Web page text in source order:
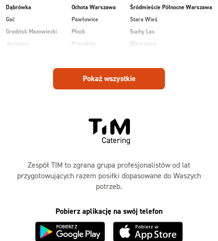
Dąbrówka
Gać
Grodzisk Mazowiecki
Jasienica
Ochota Warszawa
Pawłowice
Płock
Pruszków
Radom
Ruda
Śródmieście Północne Warszawa
Stara Wieś
Suchy Las
Warszawa
Wesoła
Zalesie
Pokaż wszystkie
Zespół TIM to zgrana grupa profesjonalistów od lat
przygotowujących razem posiłki dopasowane do Waszych
potrzeb.
Pobierz aplikację na swój telefon